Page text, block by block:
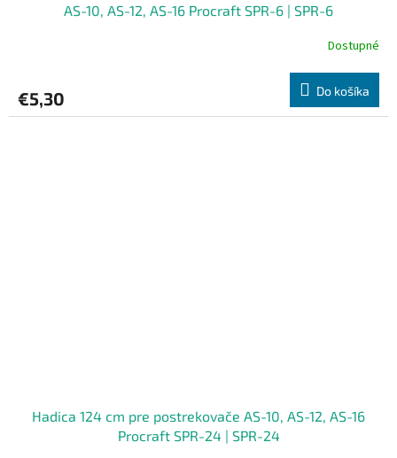
AS-10, AS-12, AS-16 Procraft SPR-6 | SPR-6
Dostupné
€5,30 Do košíka
Hadica 124 cm pre postrekovače AS-10, AS-12, AS-16
Procraft SPR-24 | SPR-24